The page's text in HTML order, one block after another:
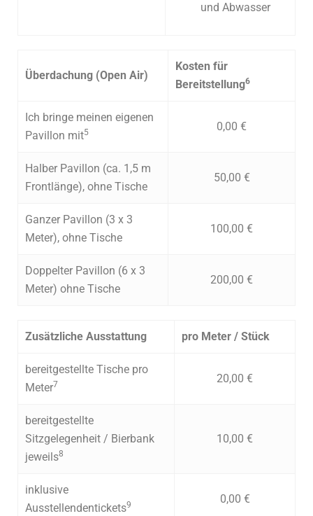
und Abwasser
Überdachung (Open Air)
Kosten für
Bereitstellung6
Ich bringe meinen eigenen
Pavillon mit5 0,00 €
Halber Pavillon (ca. 1,5 m
Frontlänge), ohne Tische
50,00 €
Ganzer Pavillon (3 x 3
Meter), ohne Tische
100,00 €
Doppelter Pavillon (6 x 3
Meter) ohne Tische
200,00 €
Zusätzliche Ausstattung pro Meter / Stück
bereitgestellte Tische pro
Meter7 20,00 €
bereitgestellte
Sitzgelegenheit / Bierbank
jeweils8
10,00 €
inklusive
Ausstellendentickets9 0,00 €